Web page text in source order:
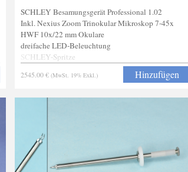
SCHLEY Besamungsgerät Professional 1.02
Inkl. Nexius Zoom Trinokular Mikroskop 7-45x
HWF 10x/22 mm Okulare
dreifache LED-Beleuchtung
SCHLEY-Spritze
Narkosevorrichtung
2545.00 € (MwSt. 19% Exkl.) Hinzufügen